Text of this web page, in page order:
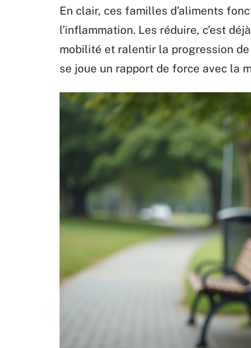
En clair, ces familles d’aliments
l’inflammation. Les réduire, c’est
mobilité et ralentir la progression de
se joue un rapport de force avec la